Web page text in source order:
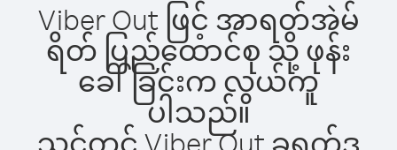
Viber Out ဖြင့် အာရတ်အဲမ်
ရိတ် ပြည်ထောင်စု သို့ ဖုန်း
ခေါ်ခြင်းက လွယ်ကူ
ပါသည်။
သင့်တွင် Viber Out ခရက်ဒ